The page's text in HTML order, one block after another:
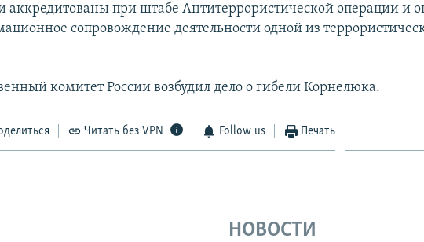
аккредитованы при штабе Антитеррористической операции и
сопровождение деятельности одной из
комитет России возбудил дело о гибели Корнелюка.
Читать без VPN Follow us Печать
НОВОСТИ